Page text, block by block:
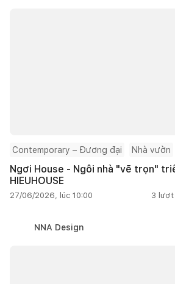
Contemporary – Đương đại Nhà vườn
Ngơi House - Ngôi nhà "vẽ trọn"
HIEUHOUSE
27/06/2026, lúc 10:00 3 lượt
NNA Design